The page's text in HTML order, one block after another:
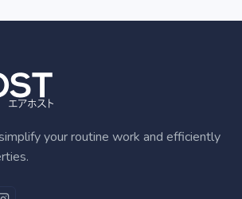
your routine work and efficiently